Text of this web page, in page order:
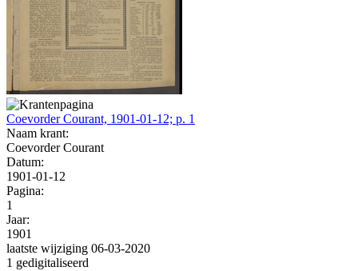
Coevorder Courant, 1901-01-12; p. 1
Naam krant:
Coevorder Courant
Datum:
1901-01-12
Pagina:
1
Jaar:
1901
laatste wijziging 06-03-2020
1 gedigitaliseerd